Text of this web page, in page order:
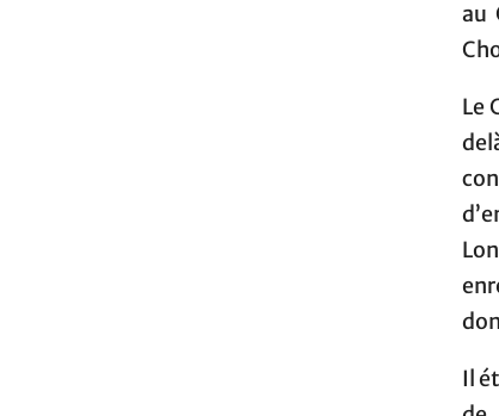
au
Le
Il